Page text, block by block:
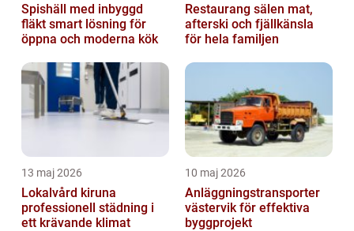
Spishäll med inbyggd
fläkt smart lösning för
öppna och moderna kök
Restaurang sälen mat,
afterski och fjällkänsla
för hela familjen
13 maj 2026
Lokalvård kiruna
professionell städning i
ett krävande klimat
10 maj 2026
Anläggningstransporter
västervik för effektiva
byggprojekt